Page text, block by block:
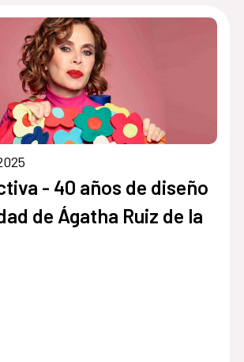
- 40 años de diseño
de Ágatha Ruiz de la